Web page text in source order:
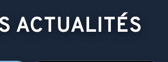
ACTUALITÉS